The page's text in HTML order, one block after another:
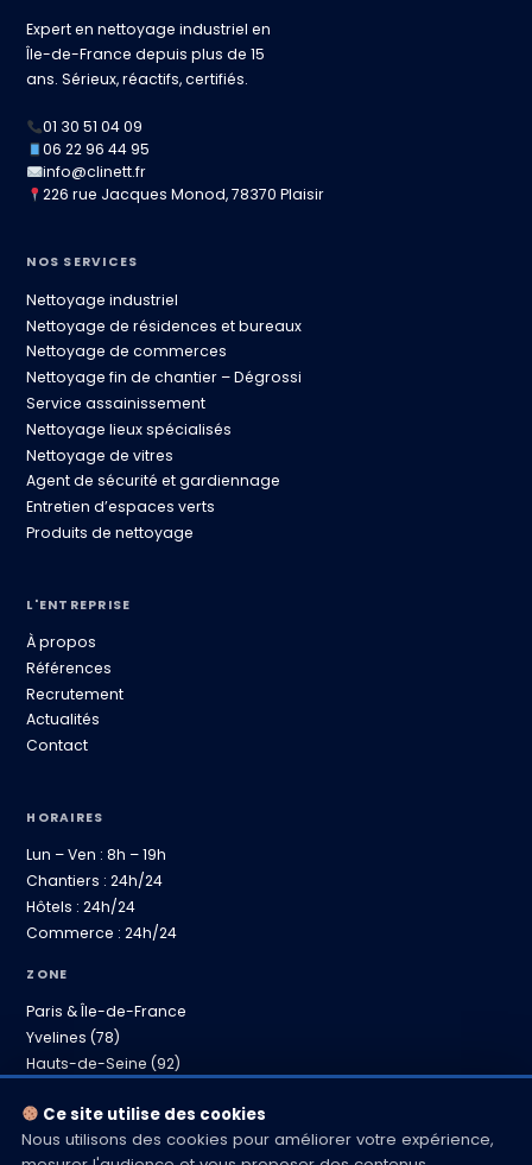
Expert en nettoyage industriel en
Île-de-France depuis plus de 15
ans. Sérieux, réactifs, certifiés.
01 30 51 04 09
06 22 96 44 95
info@clinett.fr
226 rue Jacques Monod, 78370 Plaisir
NOS SERVICES
Nettoyage industriel
Nettoyage de résidences et bureaux
Nettoyage de commerces
Nettoyage fin de chantier – Dégrossi
Service assainissement
Nettoyage lieux spécialisés
Nettoyage de vitres
Agent de sécurité et gardiennage
Entretien d’espaces verts
Produits de nettoyage
L'ENTREPRISE
À propos
Références
Recrutement
Actualités
Contact
HORAIRES
Lun – Ven : 8h – 19h
Chantiers : 24h/24
Hôtels : 24h/24
Commerce : 24h/24
ZONE
Paris & Île-de-France
Yvelines (78)
Hauts-de-Seine (92)
Ce site utilise des cookies
Nous utilisons des cookies pour améliorer votre expérience,